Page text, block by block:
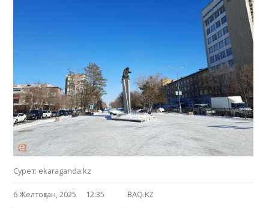
Сурет: ekaraganda.kz
6 Желтоқсан, 2025 12:35 BAQ.KZ